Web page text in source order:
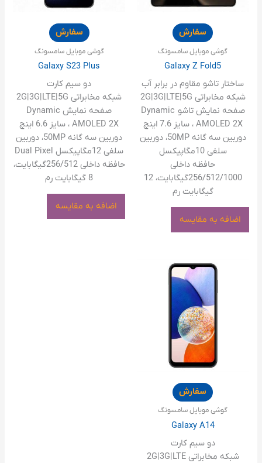
سفارش
گوشی موبایل سامسونگ
Galaxy Z Fold5
ساختار تاشو مقاوم در برابر آب
شبکه مخابراتی 2G|3G|LTE|5G
صفحه نمایش تاشو Dynamic
AMOLED 2X ، سایز 7.6 اینچ
دوربین سه گانه 50MP، دوربین
سلفی 10مگاپیکسل
حافظه داخلی
256/512/1000گیگابایت، 12
گیگابایت رم
اضافه به مقایسه
سفارش
گوشی موبایل سامسونگ
Galaxy S23 Plus
دو سیم کارت
شبکه مخابراتی 2G|3G|LTE|5G
صفحه نمایش Dynamic
AMOLED 2X ، سایز 6.6 اینچ
دوربین سه گانه 50MP، دوربین
سلفی 12مگاپیکسل Dual Pixel
حافظه داخلی 256/512گیگابایت،
8 گیگابایت رم
اضافه به مقایسه
سفارش
گوشی موبایل سامسونگ
Galaxy A14
دو سیم کارت
شبکه مخابراتی 2G|3G|LTE